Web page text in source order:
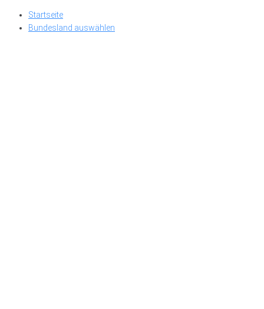
Skip
Startseite
Bundesland auswählen